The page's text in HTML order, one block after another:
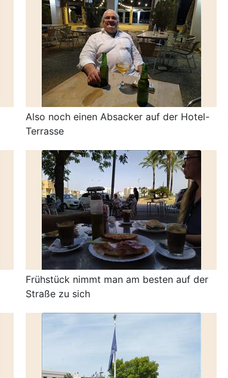
Also noch einen Absacker auf der Hotel-
Terrasse
Frühstück nimmt man am besten auf der
Straße zu sich